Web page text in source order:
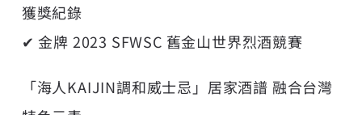
獲獎紀錄
✔︎ 金牌 2023 SFWSC 舊金山世界烈酒競賽
「海人KAIJIN調和威士忌」居家酒譜 融合台灣